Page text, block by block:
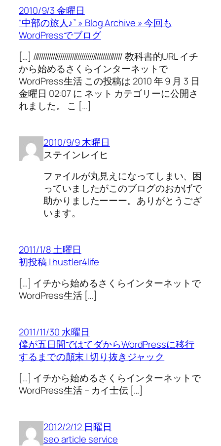
2010/9/3 金曜日
“中部の旅人♪” » Blog Archive » 今回も
WordPressでブログ
[…] ////////////////////////////////////////////// 教科書的URL イチ
から始めるさくらインターネットで
WordPress生活 この投稿は 2010 年 9 月 3 日
金曜日 02:07 に ネット カテゴリーに公開さ
れました。 こ […]
2010/9/9 木曜日
ステインレイヒ
ファイルが丸見えになってしまい、困
っていましたがこのブログのおかげで
助かりましたーーー。ありがとうござ
います。
2011/1/8 土曜日
初投稿 | hustler4life
[…] イチから始めるさくらインターネットで
WordPress生活 […]
2011/11/30 水曜日
僕が五日間ではてダからWordPressに移行
するまでの顛末 | 切り抜きジャック
[…] イチから始めるさくらインターネットで
WordPress生活 – カイ士伝 […]
2012/2/12 日曜日
seo article service